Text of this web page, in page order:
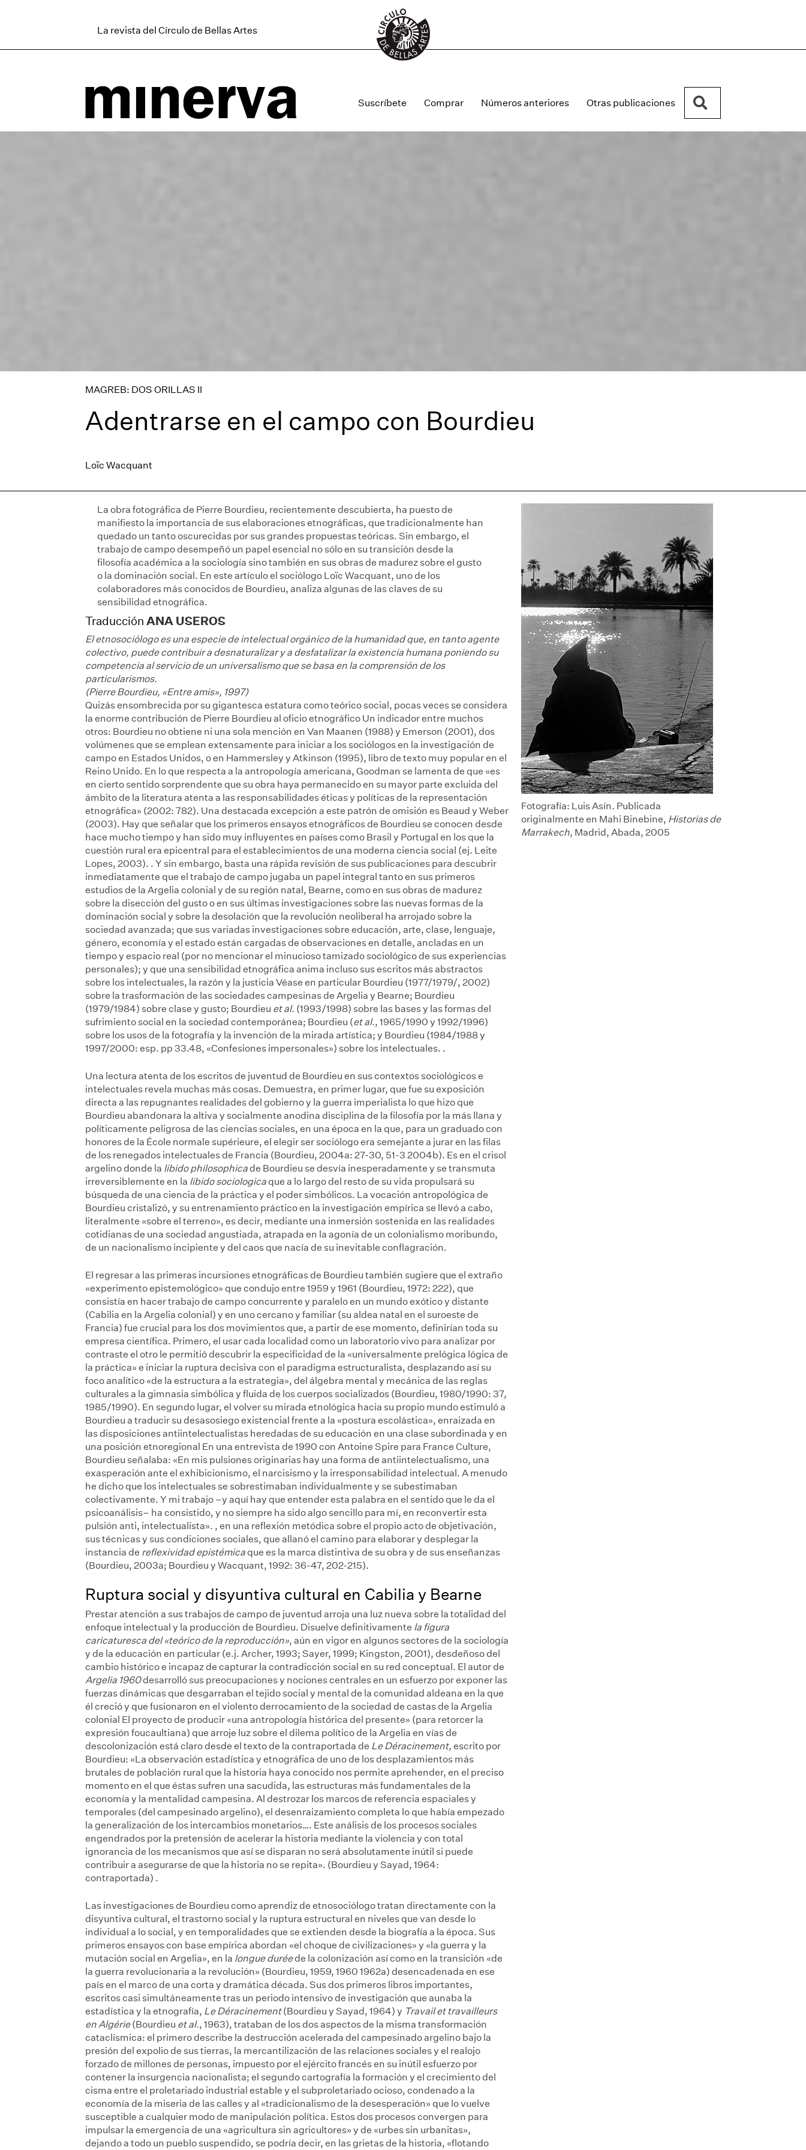
La revista del Círculo de Bellas Artes
Suscríbete Comprar Números anteriores Otras publicaciones
MAGREB: DOS ORILLAS II
Adentrarse en el campo con Bourdieu
Loïc Wacquant
La obra fotográfica de Pierre Bourdieu, recientemente descubierta, ha puesto de
manifiesto la importancia de sus elaboraciones etnográficas, que tradicionalmente han
quedado un tanto oscurecidas por sus grandes propuestas teóricas. Sin embargo, el
trabajo de campo desempeñó un papel esencial no sólo en su transición desde la
filosofía académica a la sociología sino también en sus obras de madurez sobre el gusto
o la dominación social. En este artículo el sociólogo Loïc Wacquant, uno de los
colaboradores más conocidos de Bourdieu, analiza algunas de las claves de su
sensibilidad etnográfica.
Traducción ANA USEROS
El etnosociólogo es una especie de intelectual orgánico de la humanidad que, en tanto agente
colectivo, puede contribuir a desnaturalizar y a desfatalizar la existencia humana poniendo su
competencia al servicio de un universalismo que se basa en la comprensión de los
particularismos.
(Pierre Bourdieu, «Entre amis», 1997)
Quizás ensombrecida por su gigantesca estatura como teórico social, pocas veces se considera
la enorme contribución de Pierre Bourdieu al oficio etnográfico Un indicador entre muchos
otros: Bourdieu no obtiene ni una sola mención en Van Maanen (1988) y Emerson (2001), dos
volúmenes que se emplean extensamente para iniciar a los sociólogos en la investigación de
campo en Estados Unidos, o en Hammersley y Atkinson (1995), libro de texto muy popular en el
Reino Unido. En lo que respecta a la antropología americana, Goodman se lamenta de que «es
en cierto sentido sorprendente que su obra haya permanecido en su mayor parte excluida del
ámbito de la literatura atenta a las responsabilidades éticas y políticas de la representación
etnográfica» (2002: 782). Una destacada excepción a este patrón de omisión es Beaud y Weber
(2003). Hay que señalar que los primeros ensayos etnográficos de Bourdieu se conocen desde
hace mucho tiempo y han sido muy influyentes en países como Brasil y Portugal en los que la
cuestión rural era epicentral para el establecimientos de una moderna ciencia social (ej. Leite
Lopes, 2003). . Y sin embargo, basta una rápida revisión de sus publicaciones para descubrir
inmediatamente que el trabajo de campo jugaba un papel integral tanto en sus primeros
estudios de la Argelia colonial y de su región natal, Bearne, como en sus obras de madurez
sobre la disección del gusto o en sus últimas investigaciones sobre las nuevas formas de la
dominación social y sobre la desolación que la revolución neoliberal ha arrojado sobre la
sociedad avanzada; que sus variadas investigaciones sobre educación, arte, clase, lenguaje,
género, economía y el estado están cargadas de observaciones en detalle, ancladas en un
tiempo y espacio real (por no mencionar el minucioso tamizado sociológico de sus experiencias
personales); y que una sensibilidad etnográfica anima incluso sus escritos más abstractos
sobre los intelectuales, la razón y la justicia Véase en particular Bourdieu (1977/1979/, 2002)
sobre la trasformación de las sociedades campesinas de Argelia y Bearne; Bourdieu
(1979/1984) sobre clase y gusto; Bourdieu et al. (1993/1998) sobre las bases y las formas del
sufrimiento social en la sociedad contemporánea; Bourdieu (et al., 1965/1990 y 1992/1996)
sobre los usos de la fotografía y la invención de la mirada artística; y Bourdieu (1984/1988 y
1997/2000: esp. pp 33.48, «Confesiones impersonales») sobre los intelectuales. .
Una lectura atenta de los escritos de juventud de Bourdieu en sus contextos sociológicos e
intelectuales revela muchas más cosas. Demuestra, en primer lugar, que fue su exposición
directa a las repugnantes realidades del gobierno y la guerra imperialista lo que hizo que
Bourdieu abandonara la altiva y socialmente anodina disciplina de la filosofía por la más llana y
políticamente peligrosa de las ciencias sociales, en una época en la que, para un graduado con
honores de la École normale supérieure, el elegir ser sociólogo era semejante a jurar en las filas
de los renegados intelectuales de Francia (Bourdieu, 2004a: 27-30, 51-3 2004b). Es en el crisol
argelino donde la libido philosophica de Bourdieu se desvía inesperadamente y se transmuta
irreversiblemente en la libido sociologica que a lo largo del resto de su vida propulsará su
búsqueda de una ciencia de la práctica y el poder simbólicos. La vocación antropológica de
Bourdieu cristalizó, y su entrenamiento práctico en la investigación empírica se llevó a cabo,
literalmente «sobre el terreno», es decir, mediante una inmersión sostenida en las realidades
cotidianas de una sociedad angustiada, atrapada en la agonía de un colonialismo moribundo,
de un nacionalismo incipiente y del caos que nacía de su inevitable conflagración.
El regresar a las primeras incursiones etnográficas de Bourdieu también sugiere que el extraño
«experimento epistemológico» que condujo entre 1959 y 1961 (Bourdieu, 1972: 222), que
consistía en hacer trabajo de campo concurrente y paralelo en un mundo exótico y distante
(Cabilia en la Argelia colonial) y en uno cercano y familiar (su aldea natal en el suroeste de
Francia) fue crucial para los dos movimientos que, a partir de ese momento, definirían toda su
empresa científica. Primero, el usar cada localidad como un laboratorio vivo para analizar por
contraste el otro le permitió descubrir la especificidad de la «universalmente prelógica lógica de
la práctica» e iniciar la ruptura decisiva con el paradigma estructuralista, desplazando así su
foco analítico «de la estructura a la estrategia», del álgebra mental y mecánica de las reglas
culturales a la gimnasia simbólica y fluida de los cuerpos socializados (Bourdieu, 1980/1990: 37,
1985/1990). En segundo lugar, el volver su mirada etnológica hacia su propio mundo estimuló a
Bourdieu a traducir su desasosiego existencial frente a la «postura escolástica», enraizada en
las disposiciones antiintelectualistas heredadas de su educación en una clase subordinada y en
una posición etnoregional En una entrevista de 1990 con Antoine Spire para France Culture,
Bourdieu señalaba: «En mis pulsiones originarias hay una forma de antiintelectualismo, una
exasperación ante el exhibicionismo, el narcisismo y la irresponsabilidad intelectual. A menudo
he dicho que los intelectuales se sobrestimaban individualmente y se subestimaban
colectivamente. Y mi trabajo –y aquí hay que entender esta palabra en el sentido que le da el
psicoanálisis– ha consistido, y no siempre ha sido algo sencillo para mí, en reconvertir esta
pulsión anti, intelectualista». , en una reflexión metódica sobre el propio acto de objetivación,
sus técnicas y sus condiciones sociales, que allanó el camino para elaborar y desplegar la
instancia de reflexividad epistémica que es la marca distintiva de su obra y de sus enseñanzas
(Bourdieu, 2003a; Bourdieu y Wacquant, 1992: 36-47, 202-215).
Ruptura social y disyuntiva cultural en Cabilia y Bearne
Prestar atención a sus trabajos de campo de juventud arroja una luz nueva sobre la totalidad del
enfoque intelectual y la producción de Bourdieu. Disuelve definitivamente la figura
caricaturesca del «teórico de la reproducción», aún en vigor en algunos sectores de la sociología
y de la educación en particular (e.j. Archer, 1993; Sayer, 1999; Kingston, 2001), desdeñoso del
cambio histórico e incapaz de capturar la contradicción social en su red conceptual. El autor de
Argelia 1960desarrolló sus preocupaciones y nociones centrales en un esfuerzo por exponer las
fuerzas dinámicas que desgarraban el tejido social y mental de la comunidad aldeana en la que
él creció y que fusionaron en el violento derrocamiento de la sociedad de castas de la Argelia
colonial El proyecto de producir «una antropología histórica del presente» (para retorcer la
expresión foucaultiana) que arroje luz sobre el dilema político de la Argelia en vías de
descolonización está claro desde el texto de la contraportada de Le Déracinement, escrito por
Bourdieu: «La observación estadística y etnográfica de uno de los desplazamientos más
brutales de población rural que la historia haya conocido nos permite aprehender, en el preciso
momento en el que éstas sufren una sacudida, las estructuras más fundamentales de la
economía y la mentalidad campesina. Al destrozar los marcos de referencia espaciales y
temporales (del campesinado argelino), el desenraizamiento completa lo que había empezado
la generalización de los intercambios monetarios…. Este análisis de los procesos sociales
engendrados por la pretensión de acelerar la historia mediante la violencia y con total
ignorancia de los mecanismos que así se disparan no será absolutamente inútil si puede
contribuir a asegurarse de que la historia no se repita». (Bourdieu y Sayad, 1964:
contraportada) .
Las investigaciones de Bourdieu como aprendiz de etnosociólogo tratan directamente con la
disyuntiva cultural, el trastorno social y la ruptura estructural en niveles que van desde lo
individual a lo social, y en temporalidades que se extienden desde la biografía a la época. Sus
primeros ensayos con base empírica abordan «el choque de civilizaciones» y «la guerra y la
mutación social en Argelia», en la longue duréede la colonización así como en la transición «de
la guerra revolucionaria a la revolución» (Bourdieu, 1959, 1960 1962a) desencadenada en ese
país en el marco de una corta y dramática década. Sus dos primeros libros importantes,
escritos casi simultáneamente tras un periodo intensivo de investigación que aunaba la
estadística y la etnografía, Le Déracinement(Bourdieu y Sayad, 1964) y Travail et travailleurs
en Algérie(Bourdieu et al., 1963), trataban de los dos aspectos de la misma transformación
cataclísmica: el primero describe la destrucción acelerada del campesinado argelino bajo la
presión del expolio de sus tierras, la mercantilización de las relaciones sociales y el realojo
forzado de millones de personas, impuesto por el ejército francés en su inútil esfuerzo por
contener la insurgencia nacionalista; el segundo cartografía la formación y el crecimiento del
cisma entre el proletariado industrial estable y el subproletariado ocioso, condenado a la
economía de la miseria de las calles y al «tradicionalismo de la desesperación» que lo vuelve
susceptible a cualquier modo de manipulación política. Estos dos procesos convergen para
impulsar la emergencia de una «agricultura sin agricultores» y de «urbes sin urbanitas»,
dejando a todo un pueblo suspendido, se podría decir, en las grietas de la historia, «flotando
Fotografía: Luis Asín. Publicada
originalmente en Mahi Binebine, Historias de
Marrakech, Madrid, Abada, 2005